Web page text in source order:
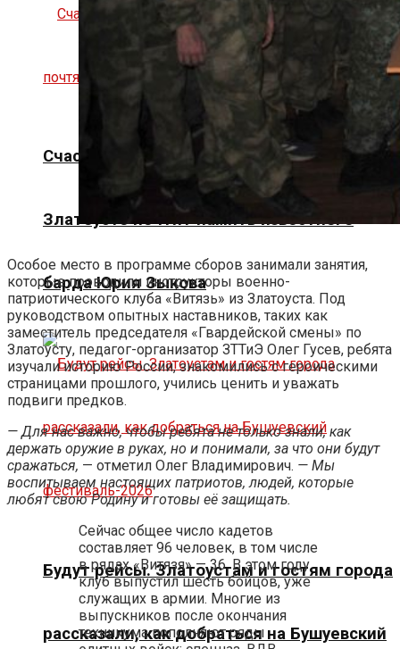
Счастливый, оставивший наследие. В
Златоусте почтят память известного
барда Юрия Зыкова
Будут рейсы. Златоустам и гостям города
рассказали, как добраться на Бушуевский
Особое место в программе сборов занимали занятия,
которые проводили инструкторы военно-
патриотического клуба «Витязь» из Златоуста. Под
руководством опытных наставников, таких как
заместитель председателя «Гвардейской смены» по
Златоусту, педагог-организатор ЗТТиЭ Олег Гусев, ребята
изучали историю России, знакомились с героическими
страницами прошлого, учились ценить и уважать
подвиги предков.
— Для нас важно, чтобы ребята не только знали, как
держать оружие в руках, но и понимали, за что они будут
сражаться, — отметил Олег Владимирович. — Мы
воспитываем настоящих патриотов, людей, которые
любят свою Родину и готовы её защищать.
Сейчас общее число кадетов
составляет 96 человек, в том числе
в рядах «Витязя» — 36. В этом году
клуб выпустил шесть бойцов, уже
служащих в армии. Многие из
выпускников после окончания
техникума пополняют ряды